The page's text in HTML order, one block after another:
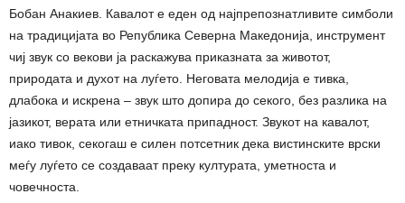
Бобан Анакиев. Кавалот е еден од најпрепознатливите симболи
на традицијата во Република Северна Македонија, инструмент
чиј звук со векови ја раскажува приказната за животот,
природата и духот на луѓето. Неговата мелодија е тивка,
длабока и искрена – звук што допира до секого, без разлика на
јазикот, верата или етничката припадност. Звукот на кавалот,
иако тивок, секогаш е силен потсетник дека вистинските врски
меѓу луѓето се создаваат преку културата, уметноста и
човечноста.